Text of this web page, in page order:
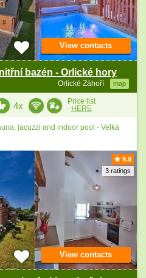
bazén - Orlické hory
Orlické Záhoří map
View contacts
4x
Price list
HERE
jacuzzi and indoor pool - Velká
9.9
3 ratings
View contacts